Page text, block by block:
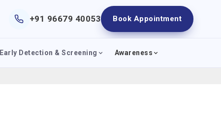
+91 96679 40053 Book Appointment
Early Detection & Screening Awareness